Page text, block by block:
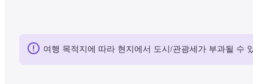
여행 목적지에 따라 현지에서 도시/관광세가 부과될 수